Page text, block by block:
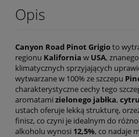
Opis
Canyon Road Pinot Grigioto
regionu Kalifornia w USA,
klimatycznych sprzyjających
wytwarzane w 100% ze szczepu
charakterystyczne cechy tego
aromatami zielonego jabłka,
ustach oferuje lekką strukturę,
finisz, co czyni je idealnym do
alkoholu wynosi 12,5%, co nadaje